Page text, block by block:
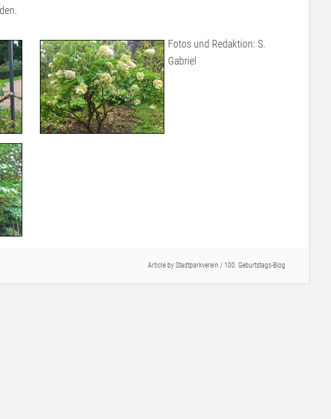
Fotos und Redaktion: S.
Gabriel
Article by Stadtparkverein / 100. Geburtstags-Blog